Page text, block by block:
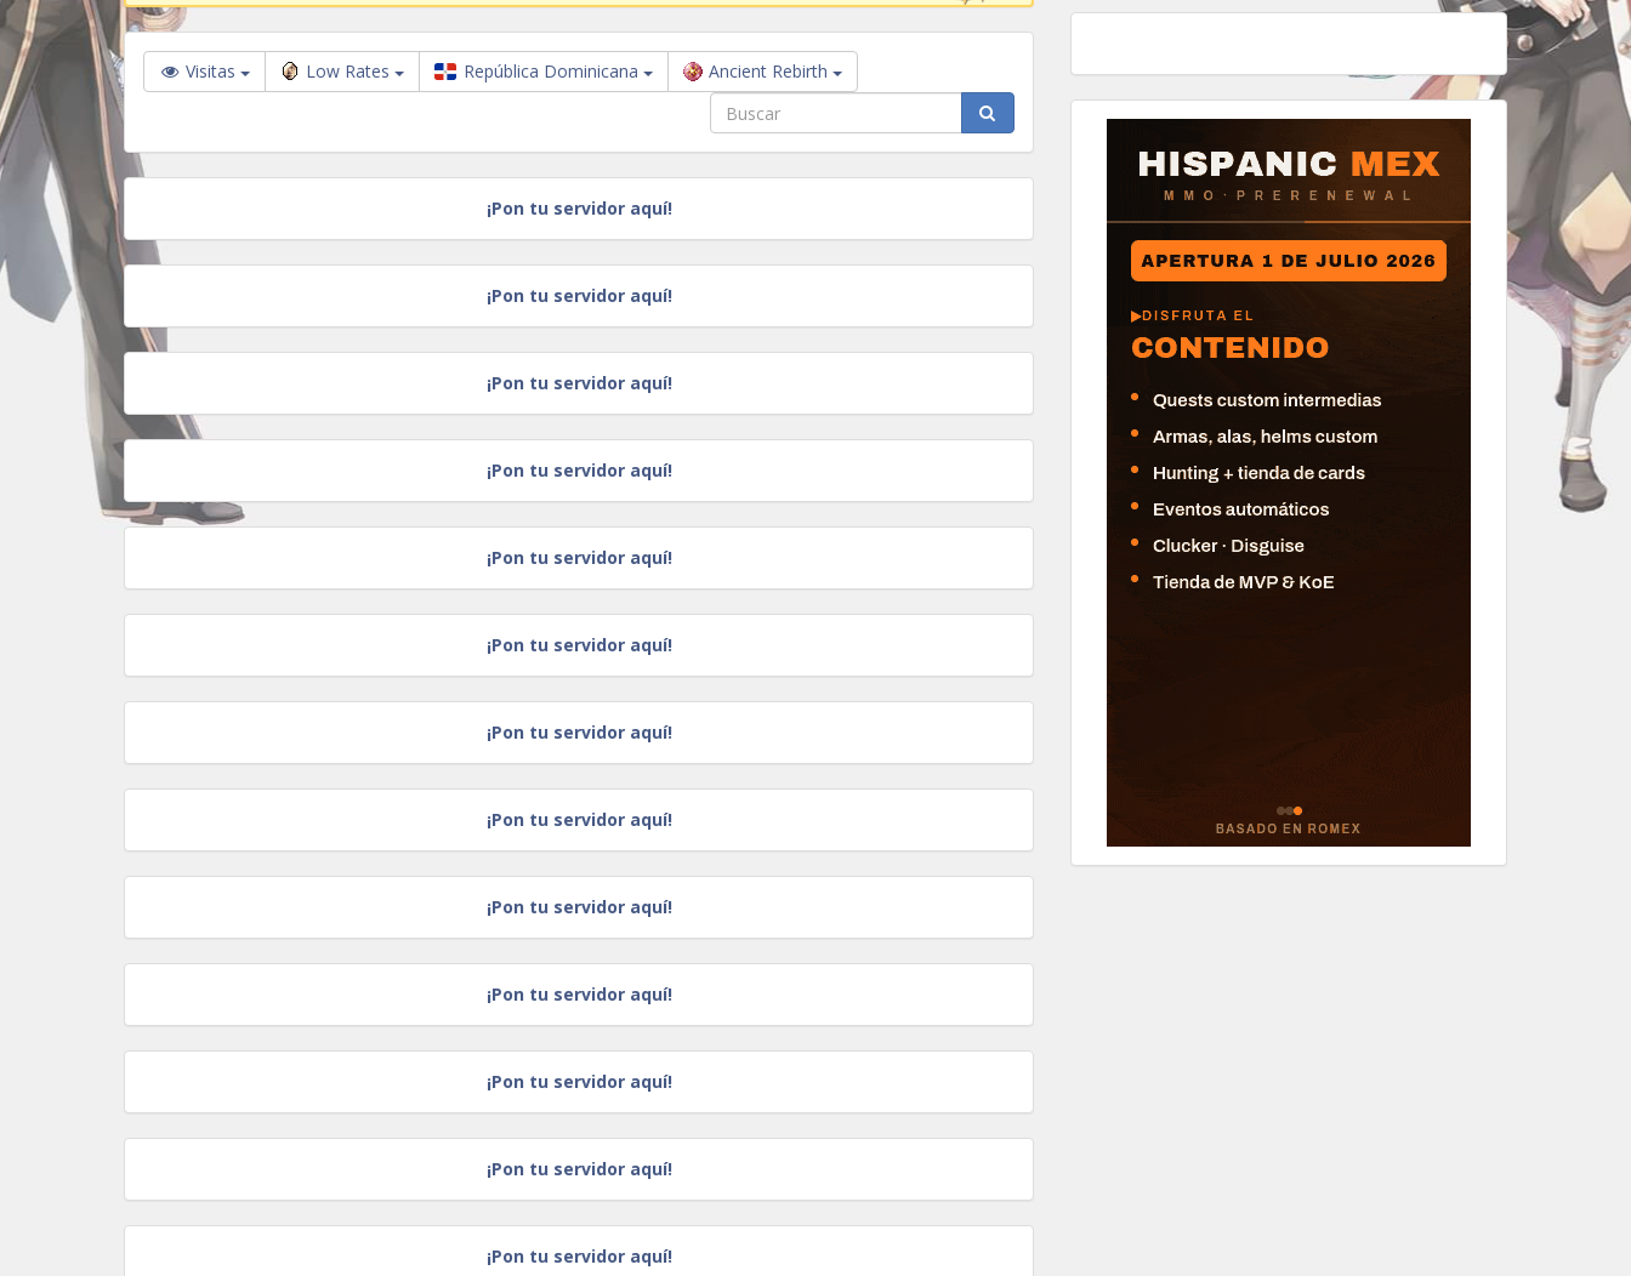
Visitas Low Rates República Dominicana Ancient Rebirth
¡Pon tu servidor aquí!
¡Pon tu servidor aquí!
¡Pon tu servidor aquí!
¡Pon tu servidor aquí!
¡Pon tu servidor aquí!
¡Pon tu servidor aquí!
¡Pon tu servidor aquí!
¡Pon tu servidor aquí!
¡Pon tu servidor aquí!
¡Pon tu servidor aquí!
¡Pon tu servidor aquí!
¡Pon tu servidor aquí!
¡Pon tu servidor aquí!